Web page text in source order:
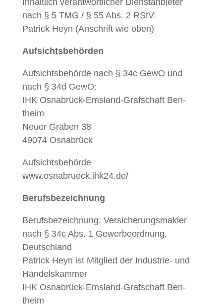
Inhaltlich ver­ant­wortlich­er Dien­stan­bi­eter
nach § 5 TMG / § 55 Abs. 2 RStV:
Patrick Heyn (Anschrift wie oben)
Auf­sichts­be­hör­den
Auf­sichts­be­hörde nach § 34c GewO und
nach § 34d GewO:
IHK Osnabrück-Ems­land-Graf­schaft Ben­
theim
Neuer Graben 38
49074 Osnabrück
Auf­sichts­be­hörde
www.osnabrueck.ihk24.de/
Berufs­beze­ich­nung
Berufs­beze­ich­nung: Ver­sicherungs­mak­ler
nach § 34c Abs. 1 Gewer­be­ord­nung,
Deutsch­land
Patrick Heyn ist Mit­glied der Indus­trie- und
Han­del­skam­mer
IHK Osnabrück-Ems­land-Graf­schaft Ben­
theim